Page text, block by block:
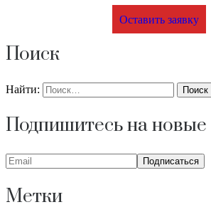
Оставить заявку
Поиск
Найти:
Подпишитесь на новые
Метки